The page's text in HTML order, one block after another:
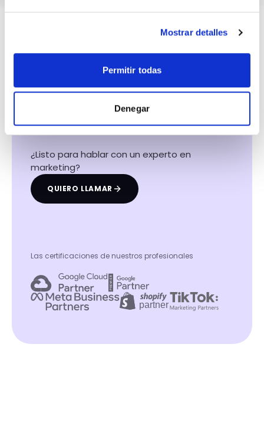
Mostrar detalles
Permitir todas
Denegar
Hacemos que tu
negocio crezca con el
marketing digital
¿Listo para hablar con un experto en
marketing?
QUIERO LLAMAR
Las certificaciones de nuestros profesionales